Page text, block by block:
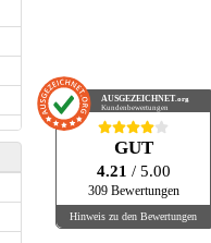
AUSGEZEICHNET.org
Kundenbewertungen
GUT
4.21 / 5.00
309 Bewertungen
Hinweis zu den Bewertungen